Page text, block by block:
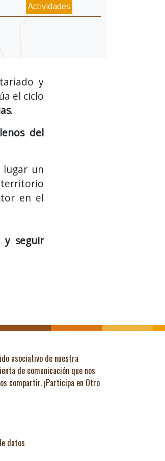
Actividades
y
el ciclo
.
del
un
territorio
en el
y seguir
asociativo de nuestra
de comunicación que nos
compartir. ¡Participa en Otro
datos